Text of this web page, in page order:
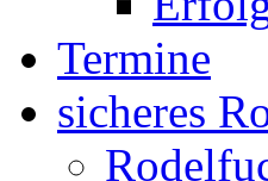
Termine
sicheres